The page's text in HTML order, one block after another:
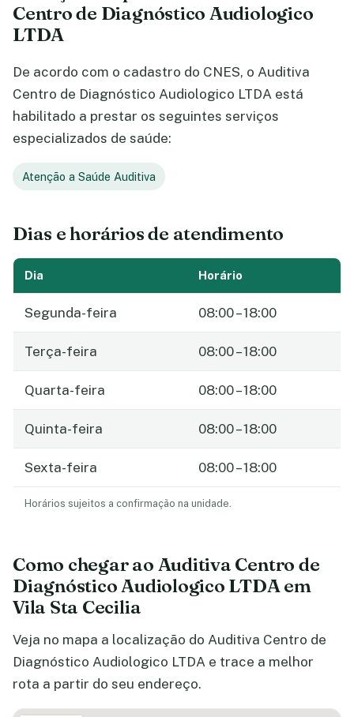
Centro de Diagnóstico Audiologico
LTDA
De acordo com o cadastro do CNES, o Auditiva
Centro de Diagnóstico Audiologico LTDA está
habilitado a prestar os seguintes serviços
especializados de saúde:
Atenção a Saúde Auditiva
Dias e horários de atendimento
Dia Horário
Segunda-feira 08:00 – 18:00
Terça-feira 08:00 – 18:00
Quarta-feira 08:00 – 18:00
Quinta-feira 08:00 – 18:00
Sexta-feira 08:00 – 18:00
Horários sujeitos a confirmação na unidade.
Como chegar ao Auditiva Centro de
Diagnóstico Audiologico LTDA em
Vila Sta Cecilia
Veja no mapa a localização do Auditiva Centro de
Diagnóstico Audiologico LTDA e trace a melhor
rota a partir do seu endereço.